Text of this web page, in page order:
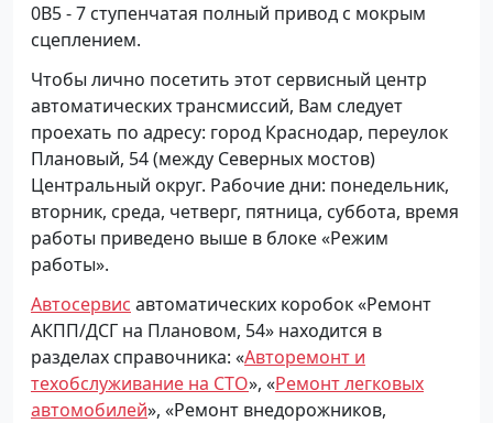
0B5 - 7 ступенчатая полный привод с мокрым
сцеплением.
Чтобы лично посетить этот сервисный центр
автоматических трансмиссий, Вам следует
проехать по адресу: город Краснодар, переулок
Плановый, 54 (между Северных мостов)
Центральный округ. Рабочие дни: понедельник,
вторник, среда, четверг, пятница, суббота, время
работы приведено выше в блоке «Режим
работы».
Автосервис автоматических коробок «Ремонт
АКПП/ДСГ на Плановом, 54» находится в
разделах справочника: «Авторемонт и
техобслуживание на СТО», «Ремонт легковых
автомобилей», «Ремонт внедорожников,